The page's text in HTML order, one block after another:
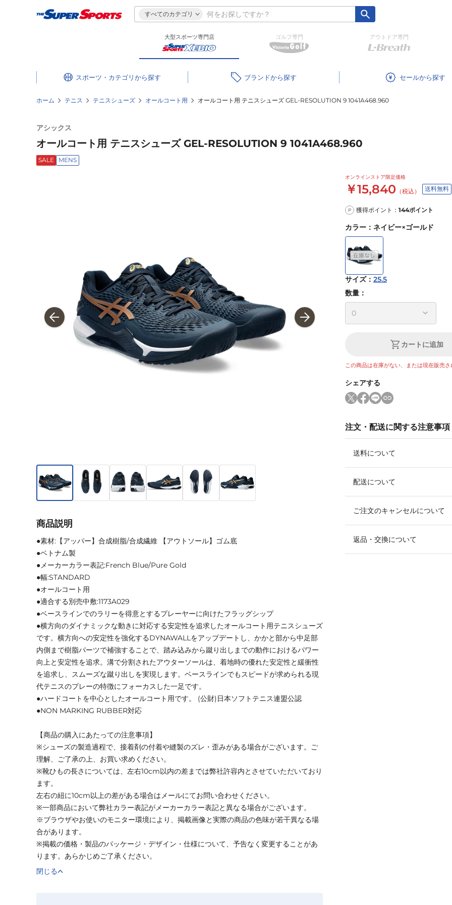
すべてのカテゴリ
大型スポーツ専門店 ゴルフ専門 アウトドア専門
スポーツ・カテゴリ ブランド セール
ホーム テニス テニスシューズ オールコート用 オールコート用 テニスシューズ GEL-RESOLUTION 9 1041A468.960
アシックス
オールコート用 テニスシューズ GEL-RESOLUTION 9 1041A468.960
SALE MENS
オンラインストア限定価格
￥15,840 （税込） 送料無料
P 獲得ポイント： 144ポイント
カラー ： ネイビー×ゴールド
サイズ： 25.5
数量：
カートに追加
この商品は在庫がない、または現在販売さ
シェアする
注文・配送に関する注意事項
送料について
配送について
ご注文のキャンセルについて
返品・交換について
商品説明
●素材:【アッパー】合成樹脂/合成繊維 【アウトソール】ゴム底
●ベトナム製
●メーカーカラー表記:French Blue/Pure Gold
●幅:STANDARD
●オールコート用
●適合する別売中敷:1173A029
●ベースラインでのラリーを得意とするプレーヤーに向けたフラッグシップ
●横方向のダイナミックな動きに対応する安定性を追求したオールコート用テニスシューズ
です。横方向への安定性を強化するDYNAWALLをアップデートし、かかと部から中足部
内側まで樹脂パーツで補強することで、踏み込みから蹴り出しまでの動作におけるパワー
向上と安定性を追求。溝で分割されたアウターソールは、着地時の優れた安定性と緩衝性
を追求し、スムーズな蹴り出しを実現します。ベースラインでもスピードが求められる現
代テニスのプレーの特徴にフォーカスした一足です。
●ハードコートを中心としたオールコート用です。 (公財)日本ソフトテニス連盟公認
●NON MARKING RUBBER対応
【商品の購入にあたっての注意事項】
※シューズの製造過程で、接着剤の付着や縫製のズレ・歪みがある場合がございます。ご
理解、ご了承の上、お買い求めください。
※靴ひもの長さについては、左右10cm以内の差までは弊社許容内とさせていただいており
ます。
左右の紐に10cm以上の差がある場合はメールにてお問い合わせください。
※一部商品において弊社カラー表記がメーカーカラー表記と異なる場合がございます。
※ブラウザやお使いのモニター環境により、掲載画像と実際の商品の色味が若干異なる場
合があります。
※掲載の価格・製品のパッケージ・デザイン・仕様について、予告なく変更することがあ
ります。あらかじめご了承ください。
閉じる